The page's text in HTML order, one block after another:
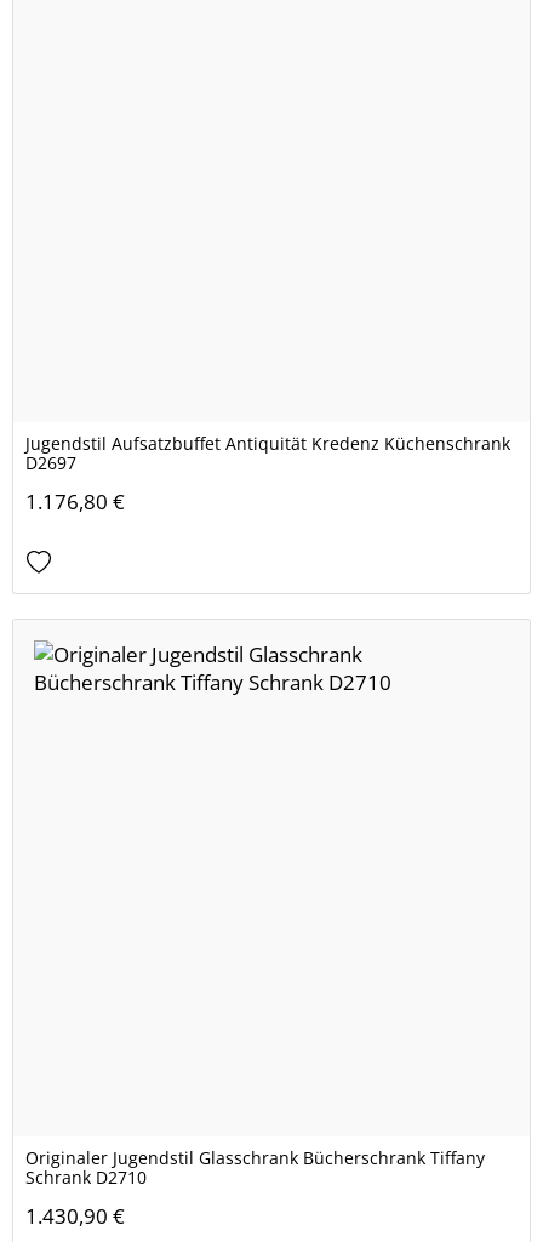
Jugendstil Aufsatzbuffet Antiquität Kredenz Küchenschrank
D2697
1.176,80 €
Originaler Jugendstil Glasschrank Bücherschrank Tiffany
Schrank D2710
1.430,90 €